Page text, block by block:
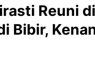
Reuni
Bibir,